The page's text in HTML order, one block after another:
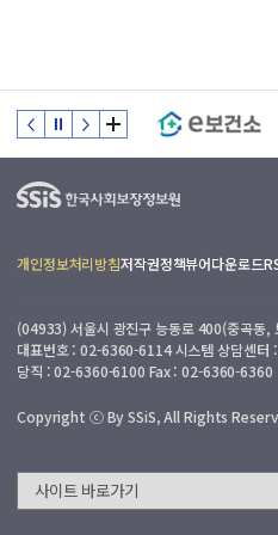
개인정보처리방침저작권정책뷰어다운로드
(04933) 서울시 광진구 능동로 400(중곡동,
대표번호 : 02-6360-6114 시스템 상담센터
당직 : 02-6360-6100 Fax : 02-6360-6360
Copyright ⓒ By SSiS, All Rights